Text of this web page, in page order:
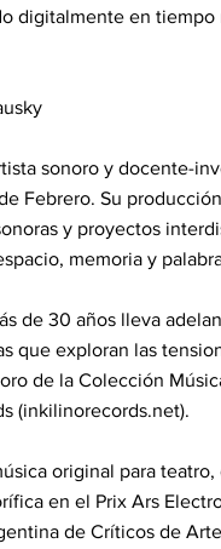
digitalmente en tiempo
sonoro y docente-
Febrero. Su
y proyectos
memoria y
de 30 años lleva
que exploran las
de la Colección
(inkilinorecords.net).
original para
en el Prix Ars
de Críticos de